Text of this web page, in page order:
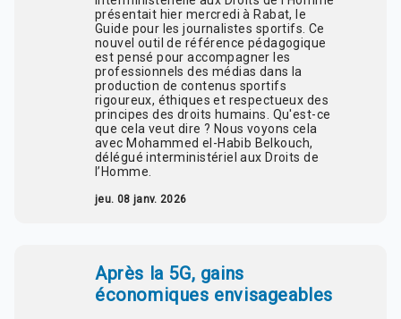
présentait hier mercredi à Rabat, le
Guide pour les journalistes sportifs. Ce
nouvel outil de référence pédagogique
est pensé pour accompagner les
professionnels des médias dans la
production de contenus sportifs
rigoureux, éthiques et respectueux des
principes des droits humains. Qu'est-ce
que cela veut dire ? Nous voyons cela
avec Mohammed el-Habib Belkouch,
délégué interministériel aux Droits de
l’Homme.
jeu. 08 janv. 2026
Après la 5G, gains
économiques envisageables